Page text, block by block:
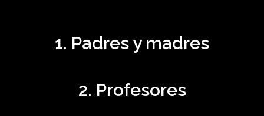
1. Padres y madres
2. Profesores